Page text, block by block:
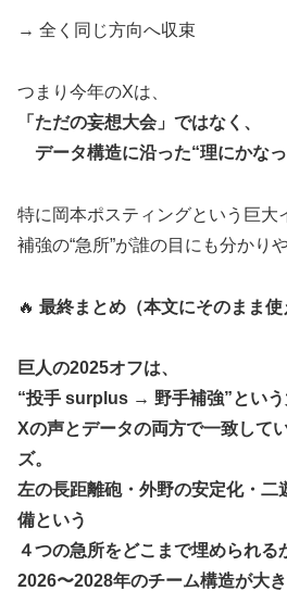
→ 全く同じ方向へ収束
つまり今年のXは、
「ただの妄想大会」ではなく、
データ構造に沿った“理にかなっ
特に岡本ポスティングという巨大
補強の“急所”が誰の目にも分かり
🔥 最終まとめ（本文にそのまま使
巨人の2025オフは、
“投手 surplus → 野手補強”とい
Xの声とデータの両方で一致して
ズ。
左の長距離砲・外野の安定化・二
備という
４つの急所をどこまで埋められる
2026〜2028年のチーム構造が大き